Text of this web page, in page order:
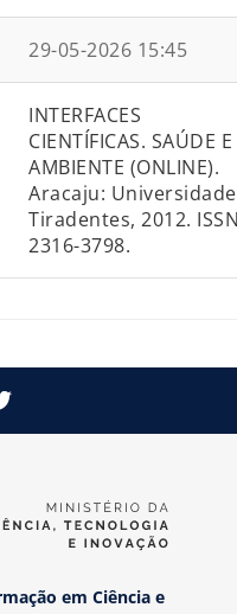
29-05-2026 15:45
INTERFACES
CIENTÍFICAS. SAÚDE E
AMBIENTE (ONLINE).
Aracaju: Universidade
Tiradentes, 2012.
2316-3798.
em Ciência e